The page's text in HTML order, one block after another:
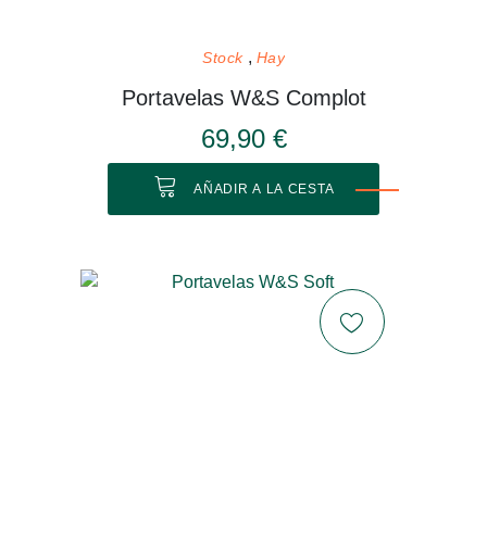
Stock Hay
Portavelas W&S Complot
69,90 €
AÑADIR A LA CESTA